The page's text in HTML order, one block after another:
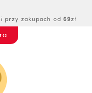
przy zakupach od 69zł